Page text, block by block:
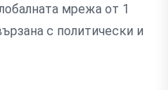
мрежа от 1
с политически и